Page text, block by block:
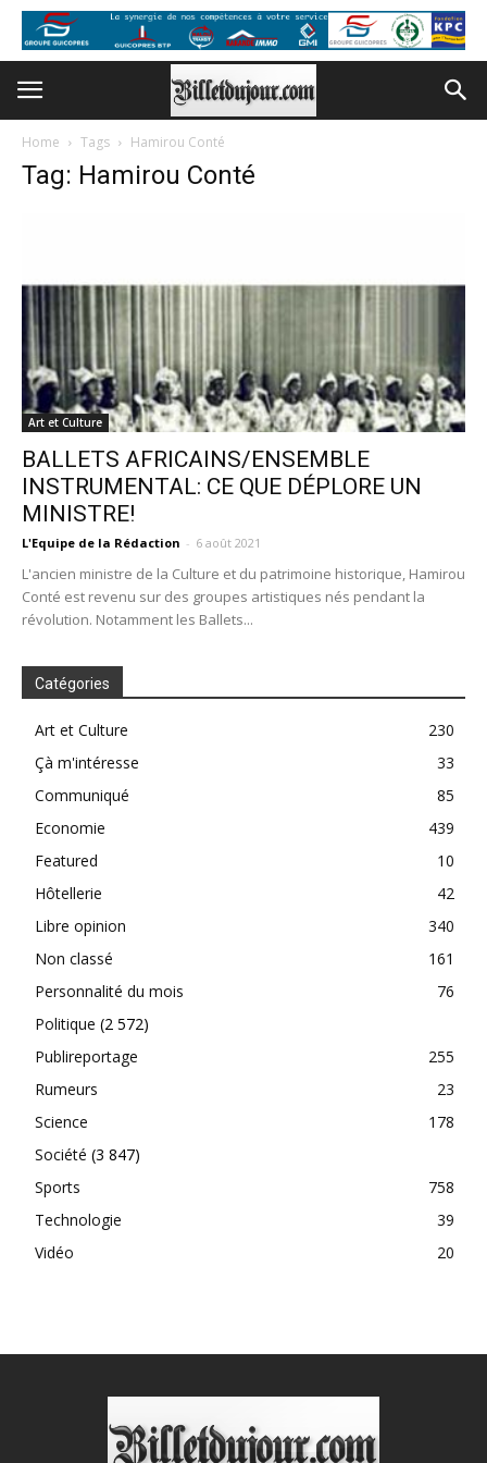
Home Tags Hamirou Conté
Tag: Hamirou Conté
Art et Culture
BALLETS AFRICAINS/ENSEMBLE
INSTRUMENTAL: CE QUE DÉPLORE UN
MINISTRE!
L'Equipe de la Rédaction - 6 août 2021
L'ancien ministre de la Culture et du patrimoine historique, Hamirou
Conté est revenu sur des groupes artistiques nés pendant la
révolution. Notamment les Ballets...
Catégories
Art et Culture
230
Çà m'intéresse
33
Communiqué
85
Economie
439
Featured
10
Hôtellerie
42
Libre opinion
340
Non classé
161
Personnalité du mois
76
Politique (2 572)
Publireportage
255
Rumeurs
23
Science
178
Société (3 847)
Sports
758
Technologie
39
Vidéo
20